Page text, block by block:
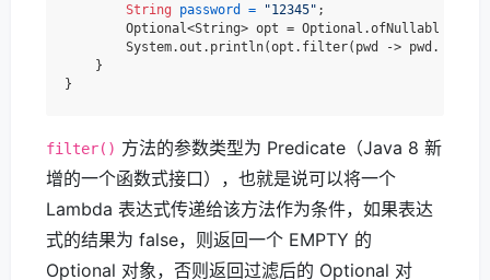
String
password = "12345" ;
Optional<String> opt =
System.out.println(opt.filter(pwd ->
    }
filter() 方法的参数类型为 Predicate（Java 8 新
增的一个函数式接口），也就是说可以将一个
Lambda 表达式传递给该方法作为条件，如果表达
式的结果为 false，则返回一个 EMPTY 的
Optional 对象，否则返回过滤后的 Optional 对